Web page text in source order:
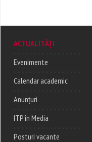
ACTUALITĂȚI
Evenimente
Calendar academic
Anunțuri
ITP în Media
Posturi vacante